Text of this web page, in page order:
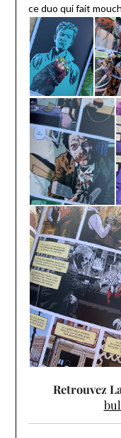
ce duo qui fait
Retrouvez